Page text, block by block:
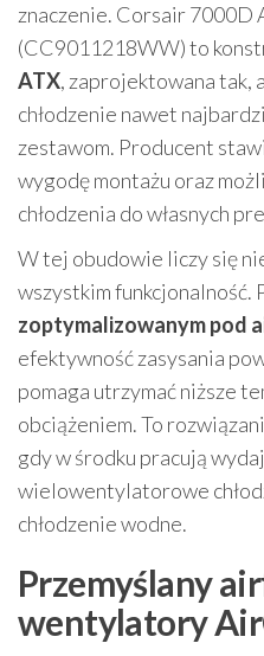
znaczenie. Corsair 7000D
(CC9011218WW) to
ATX, zaprojektowana tak,
chłodzenie nawet
zestawom. Producent
wygodę montażu oraz
chłodzenia do własnych
W tej obudowie liczy się
wszystkim funkcjonalność.
zoptymalizowanym pod
efektywność zasysania
pomaga utrzymać niższe
obciążeniem. To
gdy w środku pracują
wielowentylatorowe
chłodzenie wodne.
Przemyślany
wentylatory